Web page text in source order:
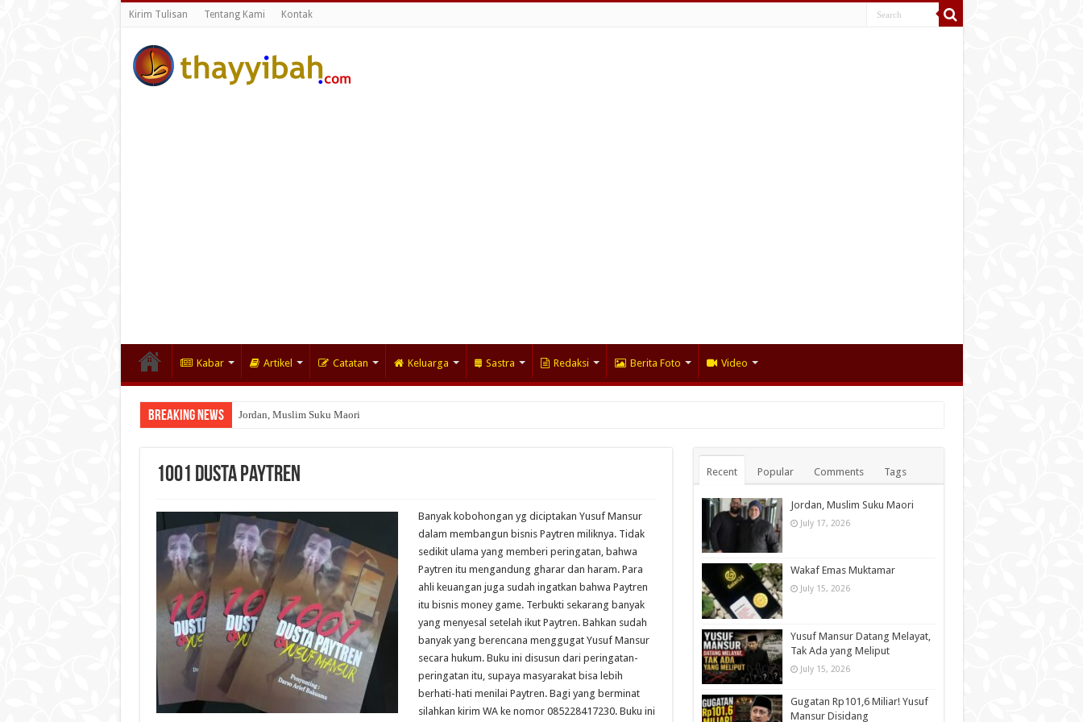
Kirim Tulisan Tentang Kami Kontak
Kabar Artikel Catatan Keluarga Sastra Redaksi Berita Foto Video
Breaking News Jordan, Muslim Suku Maori
1001 Dusta Paytren
Banyak kobohongan yg diciptakan Yusuf Mansur
dalam membangun bisnis Paytren miliknya. Tidak
sedikit ulama yang memberi peringatan, bahwa
Paytren itu mengandung gharar dan haram. Para
ahli keuangan juga sudah ingatkan bahwa Paytren
itu bisnis money game. Terbukti sekarang banyak
yang menyesal setelah ikut Paytren. Bahkan sudah
banyak yang berencana menggugat Yusuf Mansur
secara hukum. Buku ini disusun dari peringatan-
peringatan itu, supaya masyarakat bisa lebih
berhati-hati menilai Paytren. Bagi yang berminat
silahkan kirim WA ke nomor 085228417230. Buku ini
Recent Popular Comments Tags
Jordan, Muslim Suku Maori
July 17, 2026
Wakaf Emas Muktamar
July 15, 2026
Yusuf Mansur Datang Melayat,
Tak Ada yang Meliput
July 15, 2026
Gugatan Rp101,6 Miliar! Yusuf
Mansur Disidang